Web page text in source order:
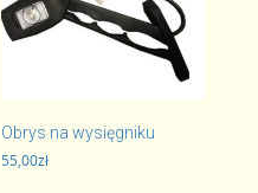
Obrys na wysięgniku
55,00zł